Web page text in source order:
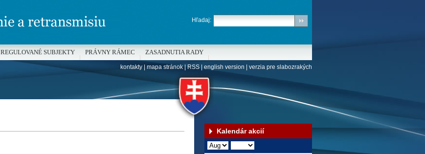
Kalendár akcií
Hľadaj:
REGULOVANÉ SUBJEKTY PRÁVNY RÁMEC ZASADNUTIA RADY
kontakty| mapa stránok|RSS| english version verzia pre slabozrakých